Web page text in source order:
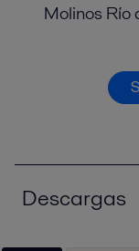
Molinos Río
Descargas